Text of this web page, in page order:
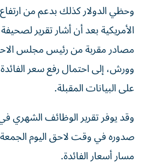
وحظي الدولار كذلك بدعم من
الأمريكية بعد أن أشار ​تقرير
مصادر مقربة من رئيس مجلس
وورش، إلى احتمال رفع ‌سعر
على البيانات المقبلة.
وقد يوفر تقرير الوظائف الشهري
صدوره في وقت لاحق اليوم
مسار ‌أسعار الفائدة.